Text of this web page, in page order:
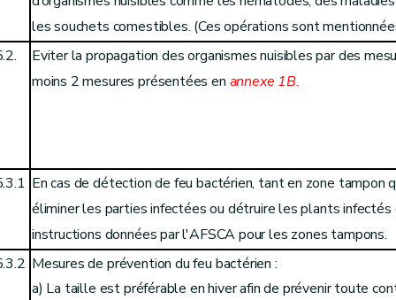
les souchets comestibles. (Ces opérations sont
Eviter la propagation des organismes nuisibles par des
moins 2 mesures présentées en annexe 1B.
En cas de détection de feu bactérien, tant en zone tampon
éliminer les parties infectées ou détruire les plants infectés
instructions données par l'AFSCA pour les zones tampons.
Mesures de prévention du feu bactérien :
a) La taille est préférable en hiver afin de prévenir toute